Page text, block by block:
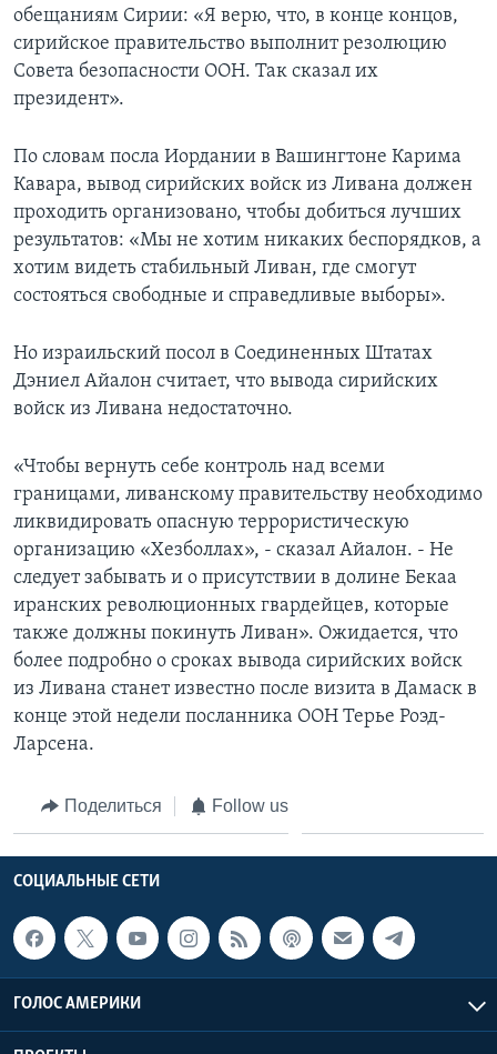
обещаниям Сирии: «Я верю, что, в конце концов,
сирийское правительство выполнит резолюцию
Совета безопасности ООН. Так сказал их
президент».
По словам посла Иордании в Вашингтоне Карима
Кавара, вывод сирийских войск из Ливана должен
проходить организовано, чтобы добиться лучших
результатов: «Мы не хотим никаких беспорядков, а
хотим видеть стабильный Ливан, где смогут
состояться свободные и справедливые выборы».
Но израильский посол в Соединенных Штатах
Дэниел Айалон считает, что вывода сирийских
войск из Ливана недостаточно.
«Чтобы вернуть себе контроль над всеми
границами, ливанскому правительству необходимо
ликвидировать опасную террористическую
организацию «Хезболлах», - сказал Айалон. - Не
следует забывать и о присутствии в долине Бекаа
иранских революционных гвардейцев, которые
также должны покинуть Ливан». Ожидается, что
более подробно о сроках вывода сирийских войск
из Ливана станет известно после визита в Дамаск в
конце этой недели посланника ООН Терье Роэд-
Ларсена.
Поделиться Follow us
СОЦИАЛЬНЫЕ СЕТИ
ГОЛОС АМЕРИКИ